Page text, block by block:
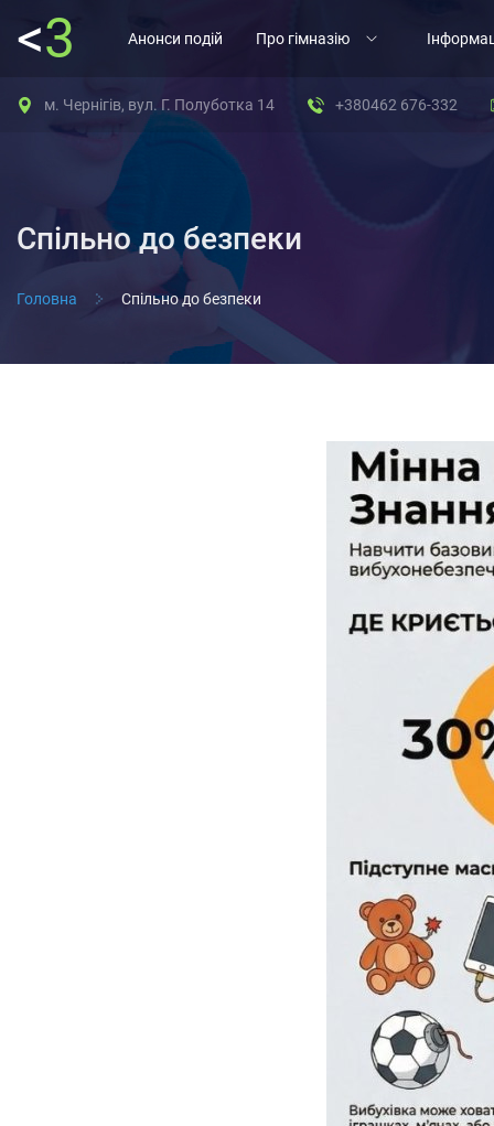
<3 Анонси подій Про гімназію
м. Чернігів, вул. Г. Полуботка 14 +380462 676-332
Спільно до безпеки
Головна Спільно до безпеки